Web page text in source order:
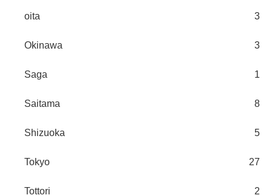
oita 3
Okinawa 3
Saga 1
Saitama 8
Shizuoka 5
Tokyo 27
Tottori 2